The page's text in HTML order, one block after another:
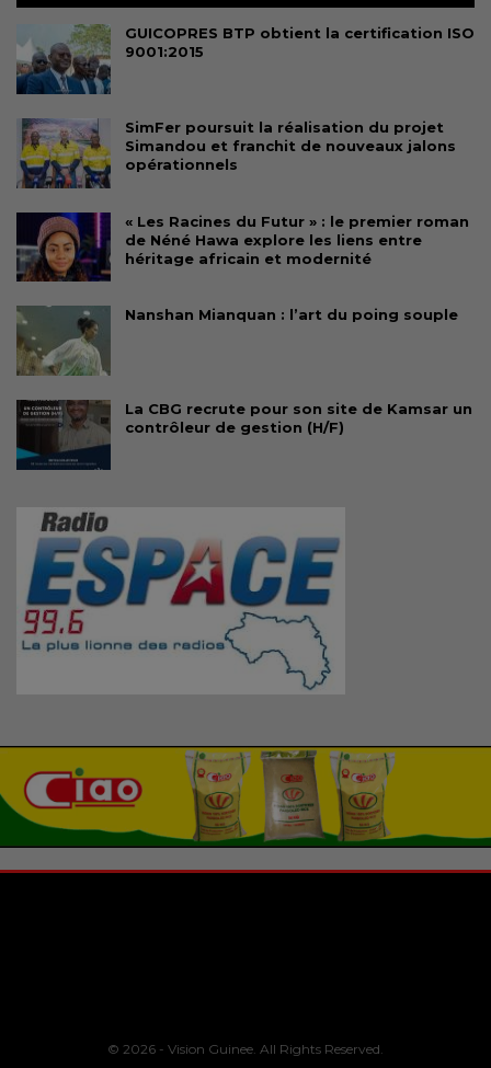
GUICOPRES BTP obtient la certification ISO
9001:2015
SimFer poursuit la réalisation du projet
Simandou et franchit de nouveaux jalons
opérationnels
« Les Racines du Futur » : le premier roman
de Néné Hawa explore les liens entre
héritage africain et modernité
Nanshan Mianquan : l’art du poing souple
La CBG recrute pour son site de Kamsar un
contrôleur de gestion (H/F)
© 2026 - Vision Guinee. All Rights Reserved.